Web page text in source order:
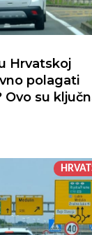
Hrvatskoj
polagati
Ovo su